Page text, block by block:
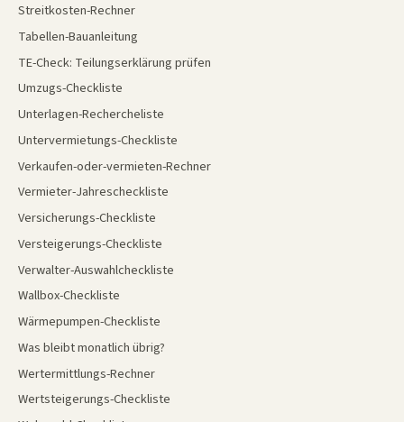
Streitkosten-Rechner
Tabellen-Bauanleitung
TE-Check: Teilungserklärung prüfen
Umzugs-Checkliste
Unterlagen-Rechercheliste
Untervermietungs-Checkliste
Verkaufen-oder-vermieten-Rechner
Vermieter-Jahrescheckliste
Versicherungs-Checkliste
Versteigerungs-Checkliste
Verwalter-Auswahlcheckliste
Wallbox-Checkliste
Wärmepumpen-Checkliste
Was bleibt monatlich übrig?
Wertermittlungs-Rechner
Wertsteigerungs-Checkliste